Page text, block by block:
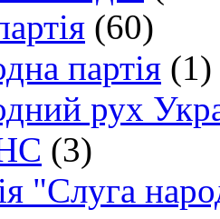
(60)
партія (1)
рух
(3)
"Слуга